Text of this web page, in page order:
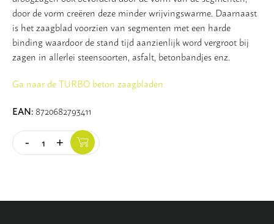
door de vorm creëren deze minder wrijvingswarme. Daarnaast
is het zaagblad voorzien van segmenten met een harde
binding waardoor de stand tijd aanzienlijk word vergroot bij
zagen in allerlei steensoorten, asfalt, betonbandjes enz.
Ga naar de TURBO beton zaagbladen
EAN: 8720682793411
Quantity
- +